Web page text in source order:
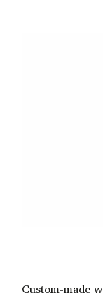
Custom-made